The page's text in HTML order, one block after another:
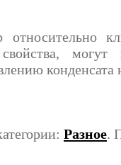
Разное.